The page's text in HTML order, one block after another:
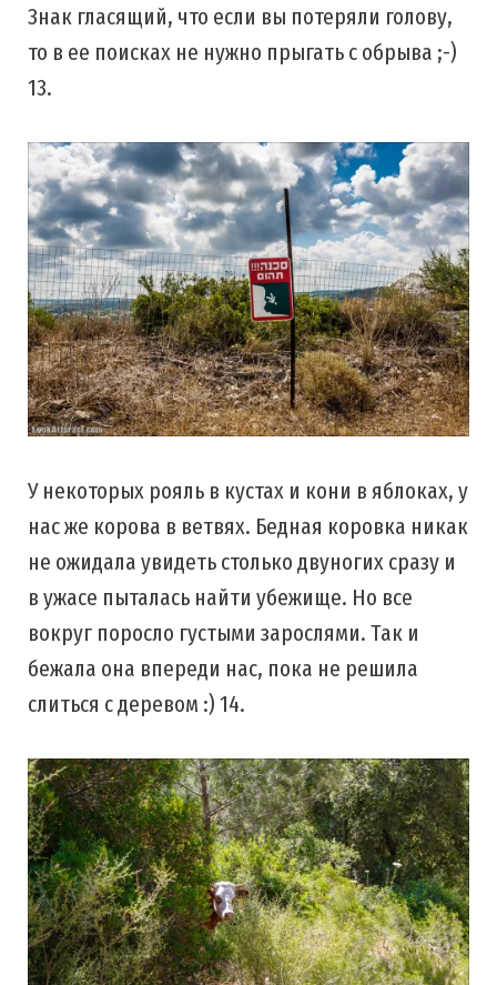
Знак гласящий, что если вы потеряли голову,
то в ее поисках не нужно прыгать с обрыва ;-)
13.
У некоторых рояль в кустах и кони в яблоках, у
нас же корова в ветвях. Бедная коровка никак
не ожидала увидеть столько двуногих сразу и
в ужасе пыталась найти убежище. Но все
вокруг поросло густыми зарослями. Так и
бежала она впереди нас, пока не решила
слиться с деревом :) 14.